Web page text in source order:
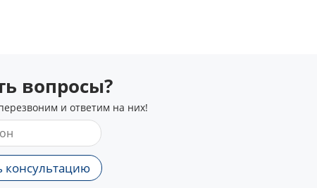
вопросы?
и ответим на них!
консультацию